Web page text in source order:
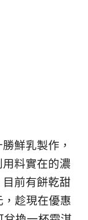
鮮乳製作，
料實在的濃
前有餅乾甜
趁現在優惠